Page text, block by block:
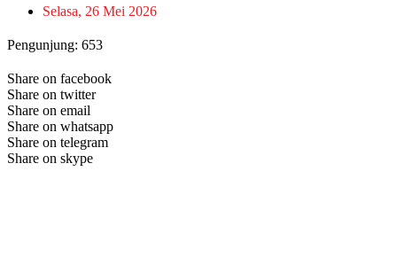
Selasa, 26 Mei 2026
Pengunjung: 653
Share on facebook
Share on twitter
Share on email
Share on whatsapp
Share on telegram
Share on skype